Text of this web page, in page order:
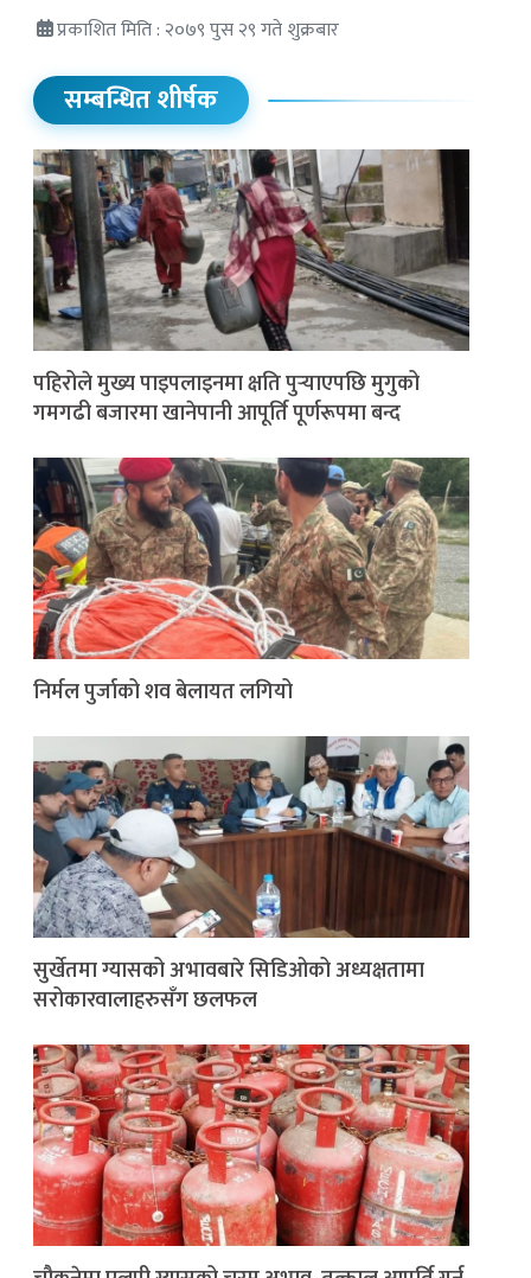
प्रकाशित मिति : २०७९ पुस २९ गते शुक्रबार
सम्बन्धित शीर्षक
पहिरोले मुख्य पाइपलाइनमा क्षति पुर्‍याएपछि मुगुको
गमगढी बजारमा खानेपानी आपूर्ति पूर्णरूपमा बन्द
निर्मल पुर्जाको शव बेलायत लगियो
सुर्खेतमा ग्यासको अभावबारे सिडिओको अध्यक्षतामा
सरोकारवालाहरुसँग छलफल